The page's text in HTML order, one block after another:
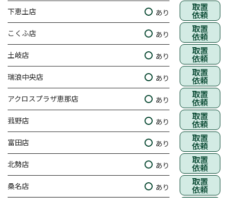
下恵土店 あり 取置
依頼
こくふ店 あり 取置
依頼
土岐店 あり 取置
依頼
瑞浪中央店 あり 取置
依頼
アクロスプラザ恵那店 あり 取置
依頼
菰野店 あり 取置
依頼
富田店 あり 取置
依頼
北勢店 あり 取置
依頼
桑名店 あり 取置
依頼